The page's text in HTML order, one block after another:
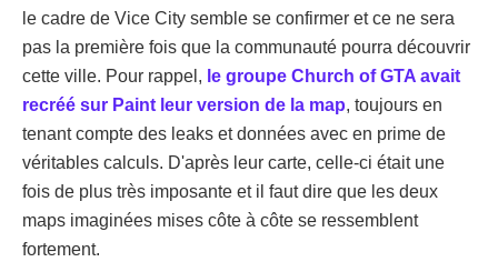
le cadre de Vice City semble se confirmer et ce ne sera
pas la première fois que la communauté pourra découvrir
cette ville. Pour rappel, le groupe Church of GTA avait
recréé sur Paint leur version de la map, toujours en
tenant compte des leaks et données avec en prime de
véritables calculs. D'après leur carte, celle-ci était une
fois de plus très imposante et il faut dire que les deux
maps imaginées mises côte à côte se ressemblent
fortement.